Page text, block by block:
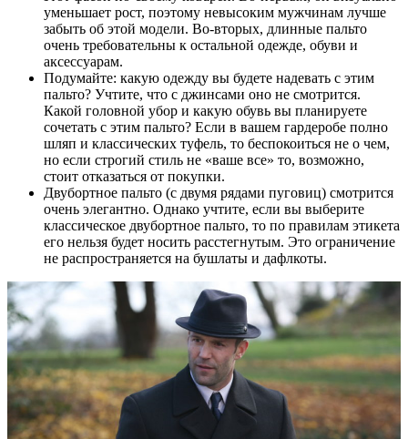
уменьшает рост, поэтому невысоким мужчинам лучше
забыть об этой модели. Во-вторых, длинные пальто
очень требовательны к остальной одежде, обуви и
аксессуарам.
Подумайте: какую одежду вы будете надевать с этим
пальто? Учтите, что с джинсами оно не смотрится.
Какой головной убор и какую обувь вы планируете
сочетать с этим пальто? Если в вашем гардеробе полно
шляп и классических туфель, то беспокоиться не о чем,
но если строгий стиль не «ваше все» то, возможно,
стоит отказаться от покупки.
Двубортное пальто (с двумя рядами пуговиц) смотрится
очень элегантно. Однако учтите, если вы выберите
классическое двубортное пальто, то по правилам этикета
его нельзя будет носить расстегнутым. Это ограничение
не распространяется на бушлаты и дафлкоты.